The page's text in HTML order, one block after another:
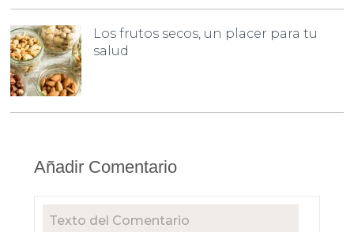
Los frutos secos, un placer para tu
salud
Añadir Comentario